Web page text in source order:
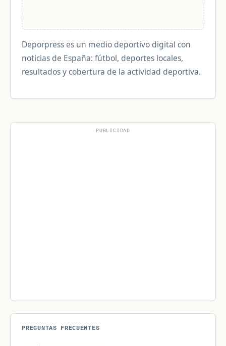
Deporpress es un medio deportivo digital con
noticias de España: fútbol, deportes locales,
resultados y cobertura de la actividad deportiva.
PUBLICIDAD
PREGUNTAS FRECUENTES